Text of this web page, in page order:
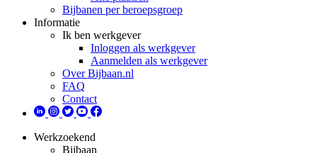
Bijbanen per beroepsgroep
Informatie
Ik ben werkgever
Inloggen als werkgever
Aanmelden als werkgever
Over Bijbaan.nl
FAQ
Contact
Werkzoekend
Bijbaan